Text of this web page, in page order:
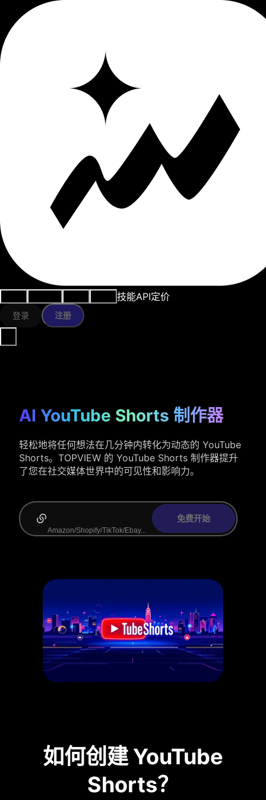
技能API定价
登录 注册
AI YouTube Shorts 制作器
轻松地将任何想法在几分钟内转化为动态的 YouTube
Shorts。TOPVIEW 的 YouTube Shorts 制作器提升
了您在社交媒体世界中的可见性和影响力。
免费开始
如何创建 YouTube
Shorts？